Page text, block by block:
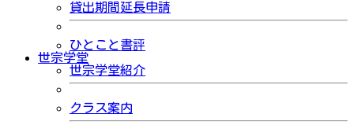
貸出期間延長申請
ひとこと書評
世宗学堂
世宗学堂紹介
クラス案内